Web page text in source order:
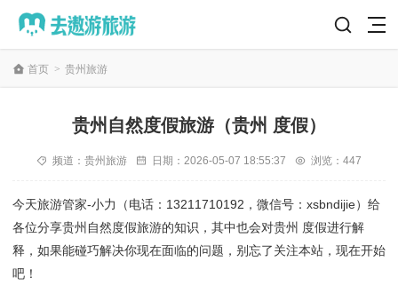
首页 > 贵州旅游
贵州自然度假旅游（贵州 度假）
频道： 贵州旅游 日期： 2026-05-07 18:55:37 浏览：447
今天旅游管家-小力（电话：13211710192，微信号：xsbndijie）给
各位分享贵州自然度假旅游的知识，其中也会对贵州 度假进行解
释，如果能碰巧解决你现在面临的问题，别忘了关注本站，现在开始
吧！